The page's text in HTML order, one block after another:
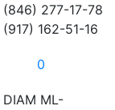
(846) 277-17-78
(917) 162-51-16
0
ML-